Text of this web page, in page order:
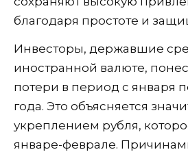
благодаря простоте и
Инвесторы, державшие
иностранной валюте,
потери в период с января
года. Это объясняется
укреплением рубля,
январе-феврале.